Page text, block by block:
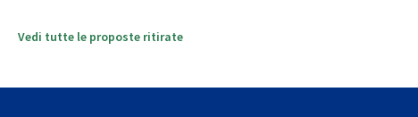
Vedi tutte le proposte ritirate